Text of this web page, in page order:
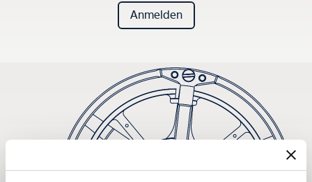
Anmelden